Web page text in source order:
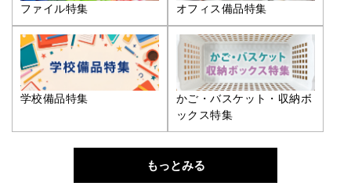
ファイル特集 オフィス備品特集
学校備品特集
かご・バスケット・収納ボ
ックス特集
もっとみる